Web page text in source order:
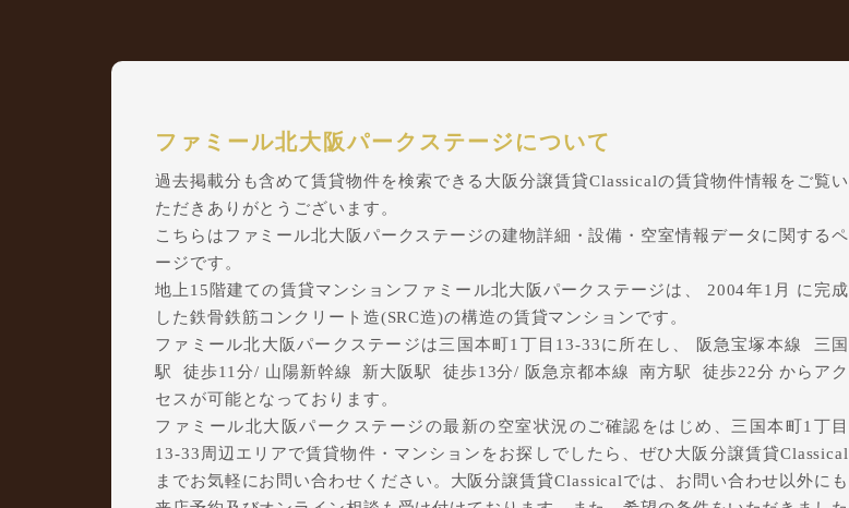
ファミール北大阪パークステージについて
過去掲載分も含めて賃貸物件を検索できる大阪分譲賃貸Classicalの賃貸物件情報をご覧い
ただきありがとうございます。
こちらはファミール北大阪パークステージの建物詳細・設備・空室情報データに関するペ
ージです。
地上15階建ての賃貸マンションファミール北大阪パークステージは、 2004年1月 に完成
した鉄骨鉄筋コンクリート造(SRC造)の構造の賃貸マンションです。
ファミール北大阪パークステージは三国本町1丁目13-33に所在し、 阪急宝塚本線 三国
駅 徒歩11分/ 山陽新幹線 新大阪駅 徒歩13分/ 阪急京都本線 南方駅 徒歩22分 からアク
セスが可能となっております。
ファミール北大阪パークステージの最新の空室状況のご確認をはじめ、三国本町1丁目
13-33周辺エリアで賃貸物件・マンションをお探しでしたら、ぜひ大阪分譲賃貸Classical
までお気軽にお問い合わせください。大阪分譲賃貸Classicalでは、お問い合わせ以外にも